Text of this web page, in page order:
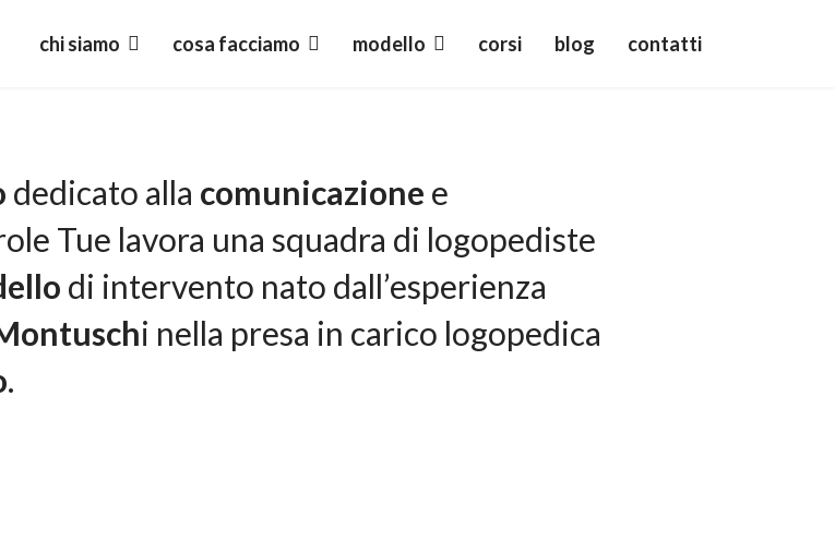
chi siamo cosa facciamo modello corsi blog contatti
dedicato alla comunicazione e
Tue lavora una squadra di logopediste
di intervento nato dall’esperienza
i nella presa in carico logopedica
.